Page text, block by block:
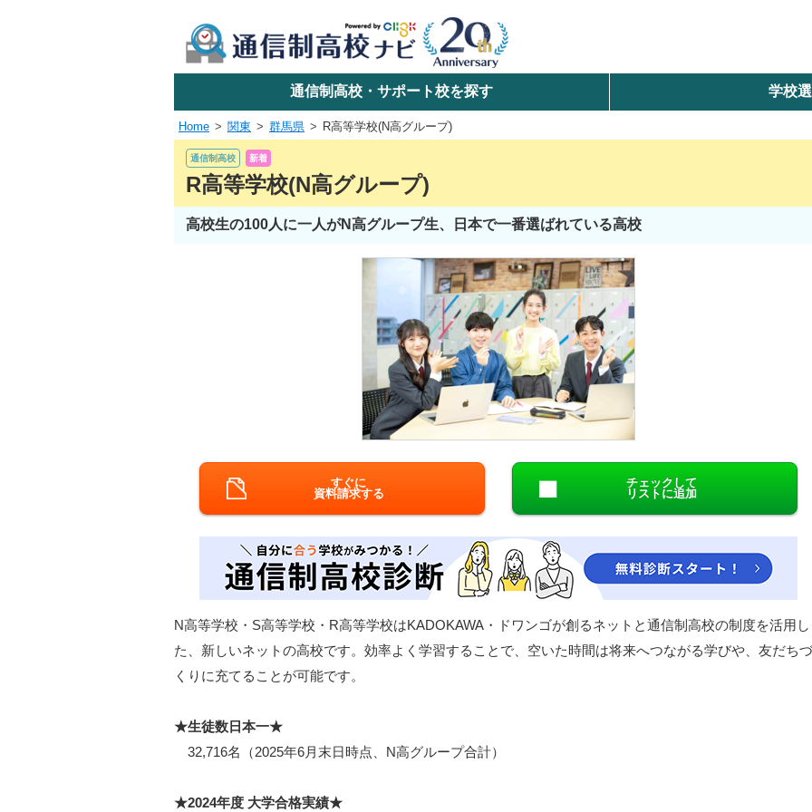
学校名で探す
検索
関東 北海道・東北
北陸・甲信越
中国
九州・沖縄
閉じる
通信制高校・サポート校を探す 学校
Home 関東 群馬県 R高等学校(N高グループ)
通信制高校 新着
R高等学校(N高グループ)
高校生の100人に一人がN高グループ生、日本で一番選ばれている高校
すぐに
資料請求する
チェックして
リストに追加
N高等学校・S高等学校・R高等学校はKADOKAWA・ドワンゴが創るネットと通信制高校の制度を活用し
た、新しいネットの高校です。効率よく学習することで、空いた時間は将来へつながる学びや、友だちづ
くりに充てることが可能です。
★生徒数日本一★
32,716名（2025年6月末日時点、N高グループ合計）
★2024年度 大学合格実績★